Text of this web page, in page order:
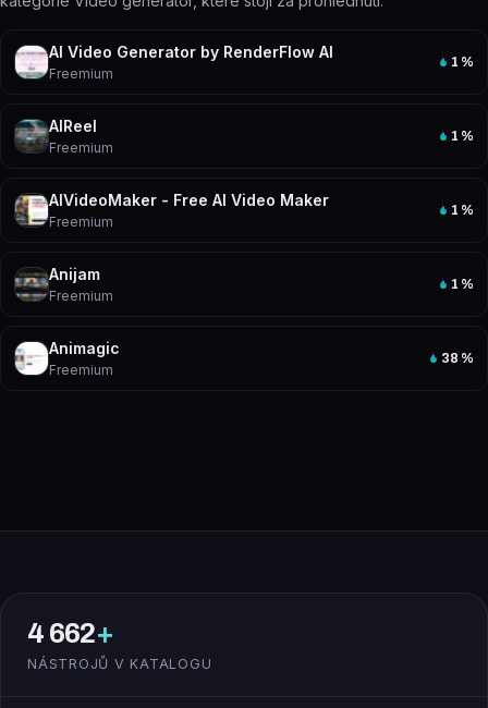
AI Video Generator by RenderFlow AI
Freemium
1 %
AIReel
Freemium
1 %
AIVideoMaker - Free AI Video Maker
Freemium
1 %
Anijam
Freemium
1 %
Animagic
Freemium
38 %
4 662+
NÁSTROJŮ V KATALOGU